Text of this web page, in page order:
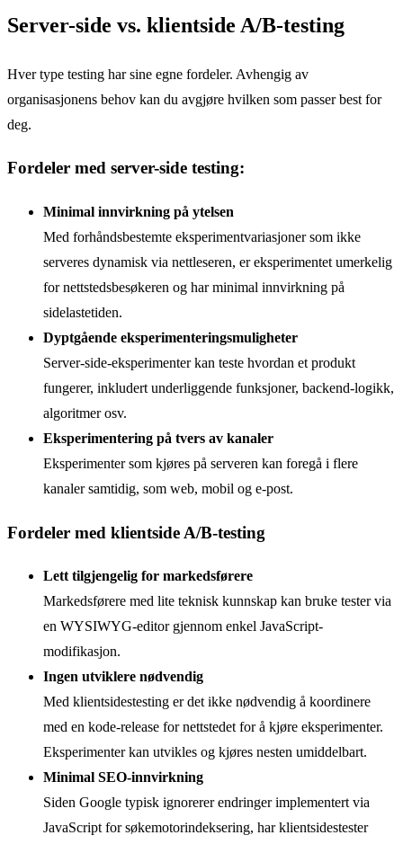
Server-side vs. klientside A/B-testing
Hver type testing har sine egne fordeler. Avhengig av
organisasjonens behov kan du avgjøre hvilken som passer best for
deg.
Fordeler med server-side testing:
Minimal innvirkning på ytelsen
Med forhåndsbestemte eksperimentvariasjoner som ikke
serveres dynamisk via nettleseren, er eksperimentet umerkelig
for nettstedsbesøkeren og har minimal innvirkning på
sidelastetiden.
Dyptgående eksperimenteringsmuligheter
Server-side-eksperimenter kan teste hvordan et produkt
fungerer, inkludert underliggende funksjoner, backend-logikk,
algoritmer osv.
Eksperimentering på tvers av kanaler
Eksperimenter som kjøres på serveren kan foregå i flere
kanaler samtidig, som web, mobil og e-post.
Fordeler med klientside A/B-testing
Lett tilgjengelig for markedsførere
Markedsførere med lite teknisk kunnskap kan bruke tester via
en WYSIWYG-editor gjennom enkel JavaScript-
modifikasjon.
Ingen utviklere nødvendig
Med klientsidestesting er det ikke nødvendig å koordinere
med en kode-release for nettstedet for å kjøre eksperimenter.
Eksperimenter kan utvikles og kjøres nesten umiddelbart.
Minimal SEO-innvirkning
Siden Google typisk ignorerer endringer implementert via
JavaScript for søkemotorindeksering, har klientsidestester